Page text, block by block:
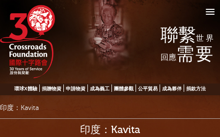
聯繫世界
回應需要
環球X體驗 捐贈物資 申請物資 成為義工 團體參觀 公平貿易 成為夥伴 捐款方法
印度：Kavita
印度：Kavita